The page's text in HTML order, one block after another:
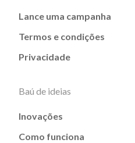
Lance uma campanha
Termos e condições
Privacidade
Baú de ideias
Inovações
Como funciona